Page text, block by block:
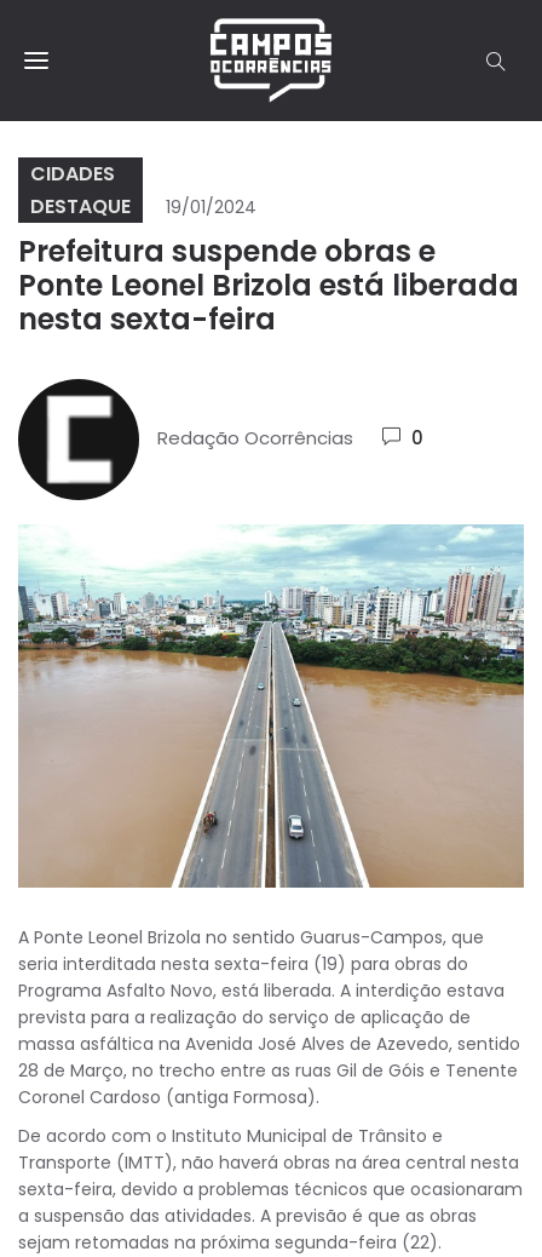
CIDADES
DESTAQUE
19/01/2024
Prefeitura suspende obras e
Ponte Leonel Brizola está liberada
nesta sexta-feira
Redação Ocorrências 0
A Ponte Leonel Brizola no sentido Guarus-Campos, que
seria interditada nesta sexta-feira (19) para obras do
Programa Asfalto Novo, está liberada. A interdição estava
prevista para a realização do serviço de aplicação de
massa asfáltica na Avenida José Alves de Azevedo, sentido
28 de Março, no trecho entre as ruas Gil de Góis e Tenente
Coronel Cardoso (antiga Formosa).
De acordo com o Instituto Municipal de Trânsito e
Transporte (IMTT), não haverá obras na área central nesta
sexta-feira, devido a problemas técnicos que ocasionaram
a suspensão das atividades. A previsão é que as obras
sejam retomadas na próxima segunda-feira (22).